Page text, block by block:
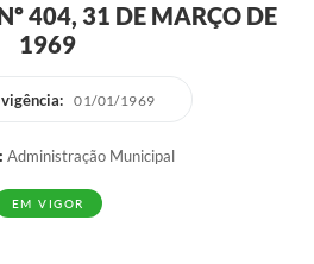
entulhos
404, 31 DE MARÇO DE
1969
01/01/1969
Administração Municipal
EM VIGOR